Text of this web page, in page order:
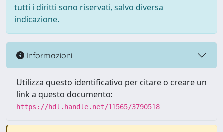
tutti i diritti sono riservati, salvo diversa
indicazione.
Informazioni
Utilizza questo identificativo per citare o creare un
link a questo documento:
https://hdl.handle.net/11565/3790518